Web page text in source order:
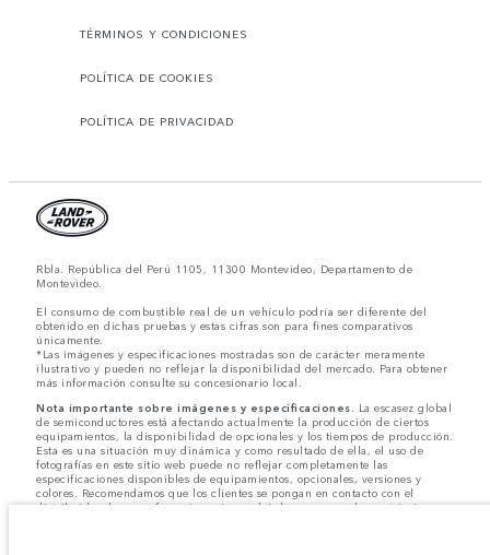
TÉRMINOS Y CONDICIONES
POLÍTICA DE COOKIES
POLÍTICA DE PRIVACIDAD
Rbla. República del Perú 1105, 11300 Montevideo, Departamento de
Montevideo.
El consumo de combustible real de un vehículo podría ser diferente del
obtenido en dichas pruebas y estas cifras son para fines comparativos
únicamente.
*Las imágenes y especificaciones mostradas son de carácter meramente
ilustrativo y pueden no reflejar la disponibilidad del mercado. Para obtener
más información consulte su concesionario local.
Nota importante sobre imágenes y especificaciones. La escasez global
de semiconductores está afectando actualmente la producción de ciertos
equipamientos, la disponibilidad de opcionales y los tiempos de producción.
Esta es una situación muy dinámica y como resultado de ella, el uso de
fotografías en este sitio web puede no reflejar completamente las
especificaciones disponibles de equipamientos, opcionales, versiones y
colores. Recomendamos que los clientes se pongan en contacto con el
distribuidor de su preferencia, quien podrá dar a conocer las restricciones